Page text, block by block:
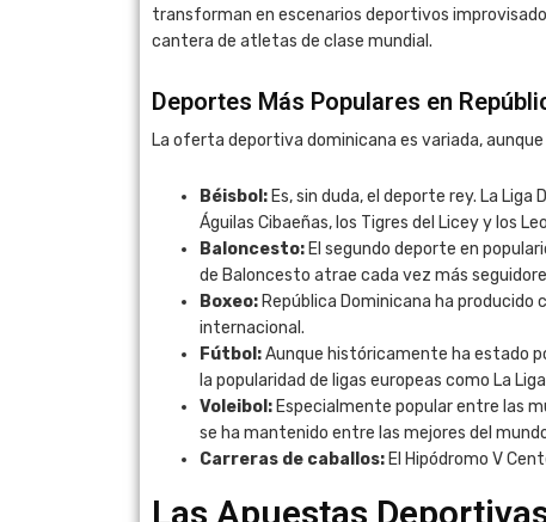
transforman en escenarios deportivos
cantera de atletas de clase mundial.
Deportes Más Populares en
La oferta deportiva dominicana es variada,
Béisbol: Es, sin duda, el deporte rey. La
Águilas Cibaeñas, los Tigres del Licey y los
Baloncesto: El segundo deporte en
de Baloncesto atrae cada vez más
Boxeo: República Dominicana ha
internacional.
Fútbol:Aunque históricamente ha estado
la popularidad de ligas europeas como La
Voleibol: Especialmente popular entre las
se ha mantenido entre las mejores del
Carreras de caballos: El Hipódromo V
Las Apuestas